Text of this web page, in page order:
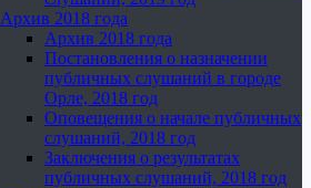
Архив 2018 года
Архив 2018 года
Постановления о назначении
публичных слушаний в городе
Орле, 2018 год
Оповещения о начале публичных
слушаний, 2018 год
Заключения о результатах
публичных слушаний, 2018 год